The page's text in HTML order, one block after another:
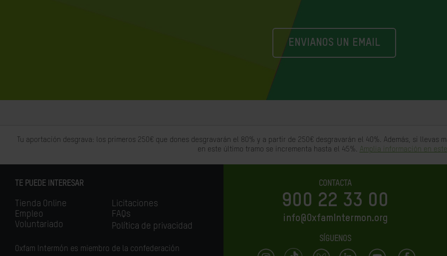
ENVIANOS UN EMAIL
Tu aportación desgrava: los primeros 250€ que dones desgravarán el 80% y a partir de 250€ desgravarán el 40%. Además, si llevas
en este último tramo se incrementa hasta el 45%. Amplia información en
TE PUEDE INTERESAR
Tienda Online
Empleo
Voluntariado
Licitaciones
FAQs
Política de privacidad
Oxfam Intermón es miembro de la confederación
CONTACTA
900 22 33 00
info@OxfamIntermon.org
SÍGUENOS